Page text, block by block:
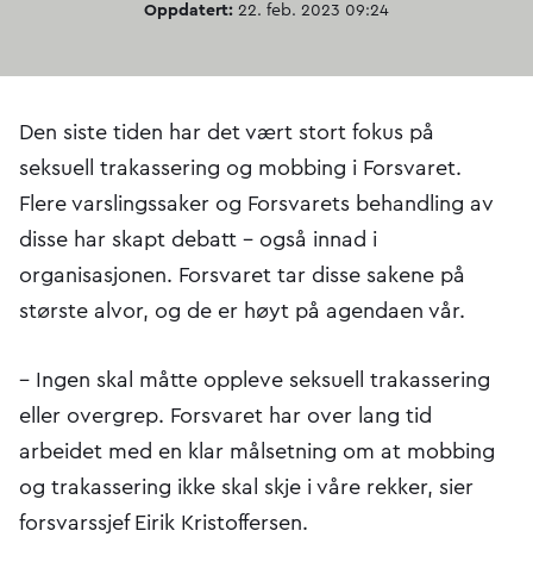
Oppdatert: 22. feb. 2023 09:24
Den siste tiden har det vært stort fokus på
seksuell trakassering og mobbing i Forsvaret.
Flere varslingssaker og Forsvarets behandling av
disse har skapt debatt – også innad i
organisasjonen. Forsvaret tar disse sakene på
største alvor, og de er høyt på agendaen vår.
– Ingen skal måtte oppleve seksuell trakassering
eller overgrep. Forsvaret har over lang tid
arbeidet med en klar målsetning om at mobbing
og trakassering ikke skal skje i våre rekker, sier
forsvarssjef Eirik Kristoffersen.